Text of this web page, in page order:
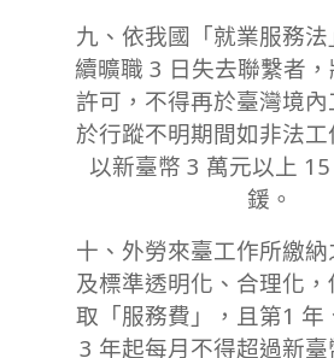
九、依我國「就業服務
續曠職 3 日失去聯繫者
許可，不得再於臺灣境
於行蹤不明期間如非法
以新臺幣 3 萬元以上
鍰。
十、外勞來臺工作所繳
及標準透明化、合理化
取「服務費」，且第1 年
3 年起每月不得超過新臺